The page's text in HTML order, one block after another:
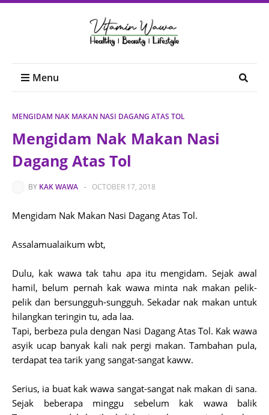
Menu
MENGIDAM NAK MAKAN NASI DAGANG ATAS TOL
Mengidam Nak Makan Nasi
Dagang Atas Tol
BY KAK WAWA - OCTOBER 17, 2018
Mengidam Nak Makan Nasi Dagang Atas Tol.
Assalamualaikum wbt,
Dulu, kak wawa tak tahu apa itu mengidam. Sejak awal
hamil, belum pernah kak wawa minta nak makan pelik-
pelik dan bersungguh-sungguh. Sekadar nak makan untuk
hilangkan teringin tu, ada laa.
Tapi, berbeza pula dengan Nasi Dagang Atas Tol. Kak wawa
asyik ucap banyak kali nak pergi makan. Tambahan pula,
terdapat tea tarik yang sangat-sangat kaww.
Serius, ia buat kak wawa sangat-sangat nak makan di sana.
Sejak beberapa minggu sebelum kak wawa balik